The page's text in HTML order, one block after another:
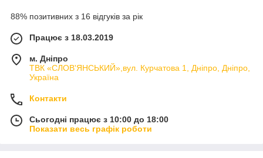
88% позитивних з 16 відгуків за рік
Працює з 18.03.2019
м. Дніпро
ТВК «СЛОВ'ЯНСЬКИЙ»,вул. Курчатова 1, Дніпро, Дніпро,
Україна
Контакти
Сьогодні працює з 10:00 до 18:00
Показати весь графік роботи